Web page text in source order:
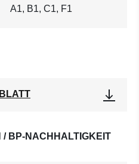
A1, B1, C1, F1
/ BP-NACHHALTIGKEIT